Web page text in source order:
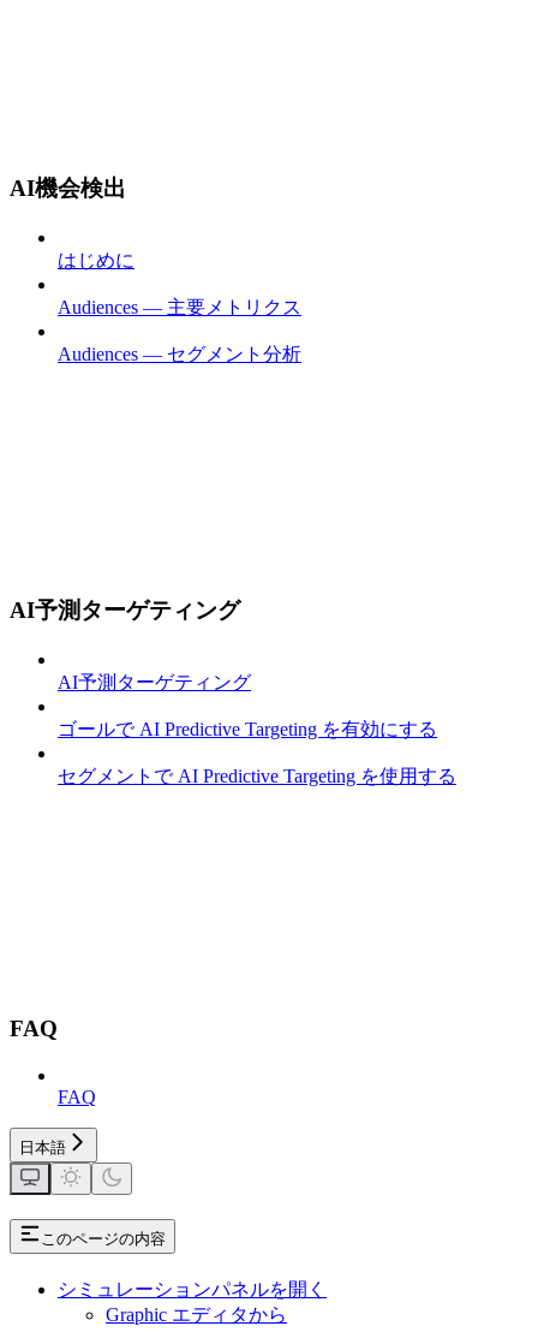
AI機会検出
はじめに
Audiences — 主要メトリクス
Audiences — セグメント分析
AI予測ターゲティング
AI予測ターゲティング
ゴールで AI Predictive Targeting を有効にする
セグメントで AI Predictive Targeting を使用する
FAQ
FAQ
日本語
このページの内容
シミュレーションパネルを開く
Graphic エディタから